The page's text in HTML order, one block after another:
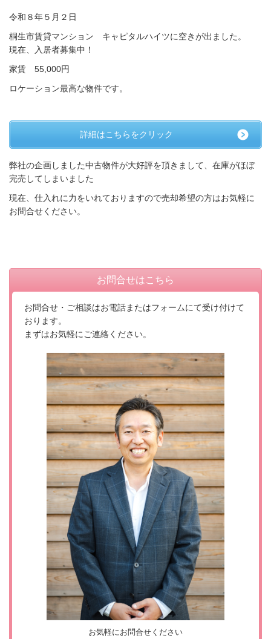
令和８年５月２日
桐生市賃貸マンション キャピタルハイツに空きが出ました。
現在、入居者募集中！
家賃 55,000円
ロケーション最高な物件です。
詳細はこちらをクリック
弊社の企画しました中古物件が大好評を頂きまして、在庫がほぼ
完売してしまいました
現在、仕入れに力をいれておりますので売却希望の方はお気軽に
お問合せください。
お問合せはこちら
お問合せ・ご相談はお電話またはフォームにて受け付けて
おります。
まずはお気軽にご連絡ください。
お気軽にお問合せください